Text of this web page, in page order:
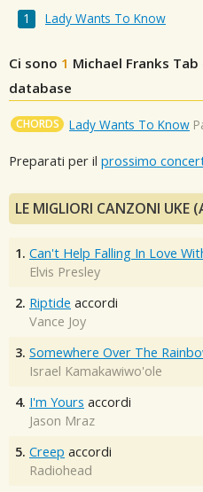
Lady Wants To Know
Ci sono 1 Michael Franks Tab
database
CHORDS Lady Wants To Know
Preparati per il prossimo
LE MIGLIORI CANZONI UKE
1. Can't Help Falling In Love
Elvis Presley
2. Riptide accordi
Vance Joy
3. Somewhere Over The
Israel Kamakawiwo'ole
4. I'm Yours accordi
Jason Mraz
5. Creep accordi
Radiohead